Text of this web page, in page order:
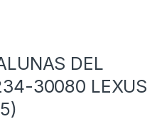
DEL
30080 LEXUS